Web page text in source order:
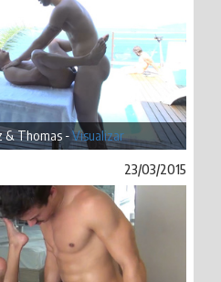
& Thomas -Visualizar
23/03/2015